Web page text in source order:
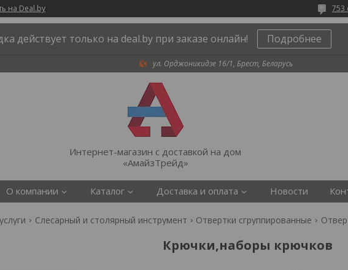
на Deal.by 753
действует только на deal.by при заказе онлайн! Подробнее
ул. Орджоникидзе 16/1, Брест, Беларусь
Интернет-магазин с доставкой на дом
«АмайзТрейд»
О компании Каталог Доставка и оплата Новости
Слесарный и столярный инструмент Отвертки сгруппированные
Крючки,наборы крючков